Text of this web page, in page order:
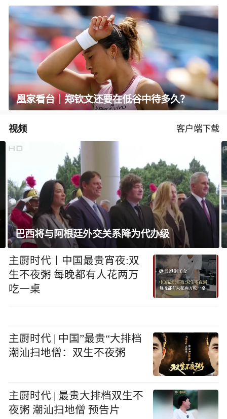
凰家看台｜郑钦文还要在低谷中待多久？
视频 客户端下载
不满坡度与外观，特朗普命重建白宫停机坪
主厨时代丨中国最贵宵夜:双
生不夜粥 每晚都有人花两万
吃一桌
主厨时代 | 中国”最贵“大排档
潮汕扫地僧：双生不夜粥
主厨时代 | 最贵大排档双生不
夜粥 潮汕扫地僧 预告片